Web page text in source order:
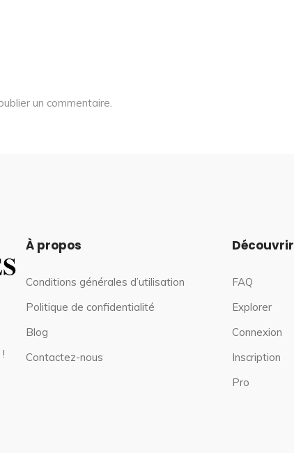
un commentaire.
À propos
Conditions générales d’utilisation
Politique de confidentialité
Blog
Contactez-nous
Découvrir
FAQ
Explorer
Connexion
Inscription
Pro